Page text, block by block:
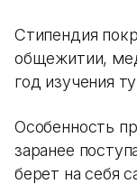
Стипендия
общежитии,
год изучения
Особенность
заранее
берет на себя